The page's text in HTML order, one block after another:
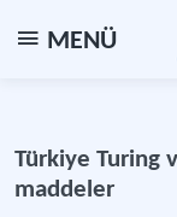
MENÜ
Türkiye Turing
maddeler